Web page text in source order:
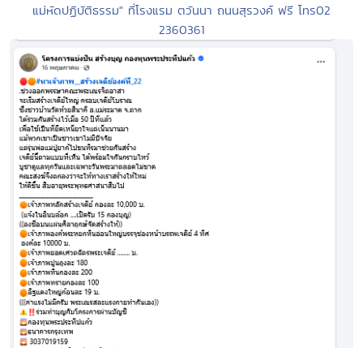
แม่หัดปฏิบัติธรรม" ที่โรงแรม ตวันนา ถนนสุรวงค์ ฟรี โทร02
2360361